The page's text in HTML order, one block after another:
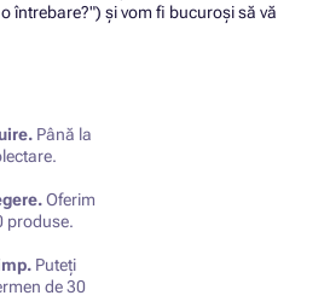
întrebare?") și vom fi bucuroși să vă
Până la
Oferim
produse.
Puteți
de 30